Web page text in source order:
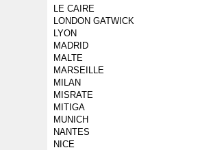
LE CAIRE
LONDON GATWICK
LYON
MADRID
MALTE
MARSEILLE
MILAN
MISRATE
MITIGA
MUNICH
NANTES
NICE